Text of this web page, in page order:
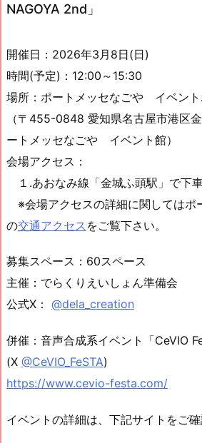
NAGOYA 2nd」
開催日：2026年3月8日(日)
時間(予定)：12:00～15:30
場所：ポートメッセなごや イベン
（〒455-0848 愛知県名古屋市港区
ートメッセなごや イベント館）
会場アクセス：
１.あおなみ線「金城ふ頭駅」で下
※会場アクセスの詳細に関してはポ
の交通アクセス をご覧下さい。
募集スペース：60スペース
主催：でらくりえいしょん準備会
公式X： @dela_creation
併催：音声合成系イベント「CeVIO
(X @CeVIO_FeSTA)
https://www.cevio-festa.com/
イベントの詳細は、下記サイトをご確